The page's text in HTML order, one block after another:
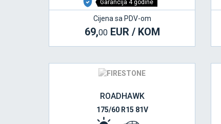
Garancija 4 godine
Cijena sa PDV-om
69,00EUR / KOM
ROADHAWK
175/60 R15 81V